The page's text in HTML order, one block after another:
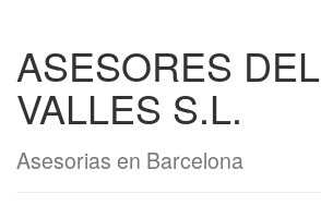
ASESORES DEL
VALLES S.L.
Asesorias en Barcelona